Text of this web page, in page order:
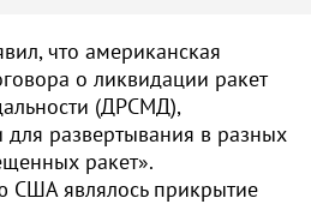
что американская
о ликвидации ракет
(ДРСМД),
для развертывания в разных
ракет».
США являлось прикрытие